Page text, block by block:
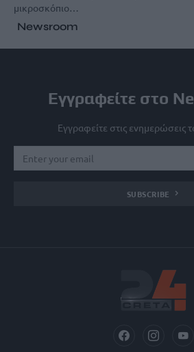
μικροσκόπιο…
Newsroom
Εγγραφείτε στο
Εγγραφείτε στις ενημερώσεις
SUBSCRIBE